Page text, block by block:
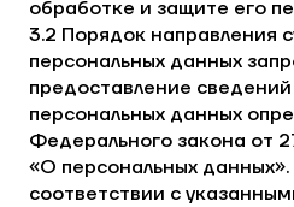
обработке и защите его
3.2 Порядок направления
персональных данных
предоставление
персональных данных
Федерального закона от
«О персональных данных».
соответствии с